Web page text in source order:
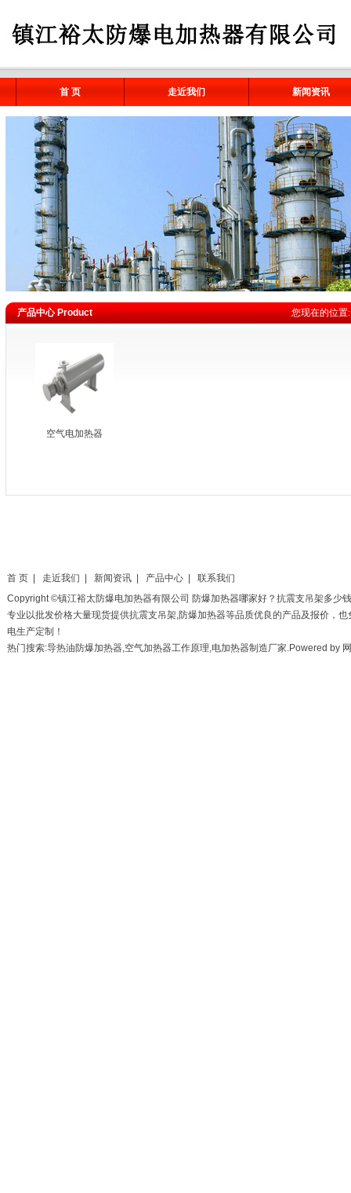
首 页 走近我们 新闻资讯
您现在的位置:
产品中心 Product
空气电加热器
首 页 走近我们 新闻资讯 产品中心
联系我们
Copyright ©镇江裕太防爆电加热器有限公司 防爆加热器哪家好？ 抗震支吊架多少
专业以批发价格大量现货提供抗震支吊架,防爆加热器等品质优良的产品及报价，
电生产定制！
热门搜索:导热油防爆加热器,空气加热器工作原理,电加热器制造厂家.Powered by